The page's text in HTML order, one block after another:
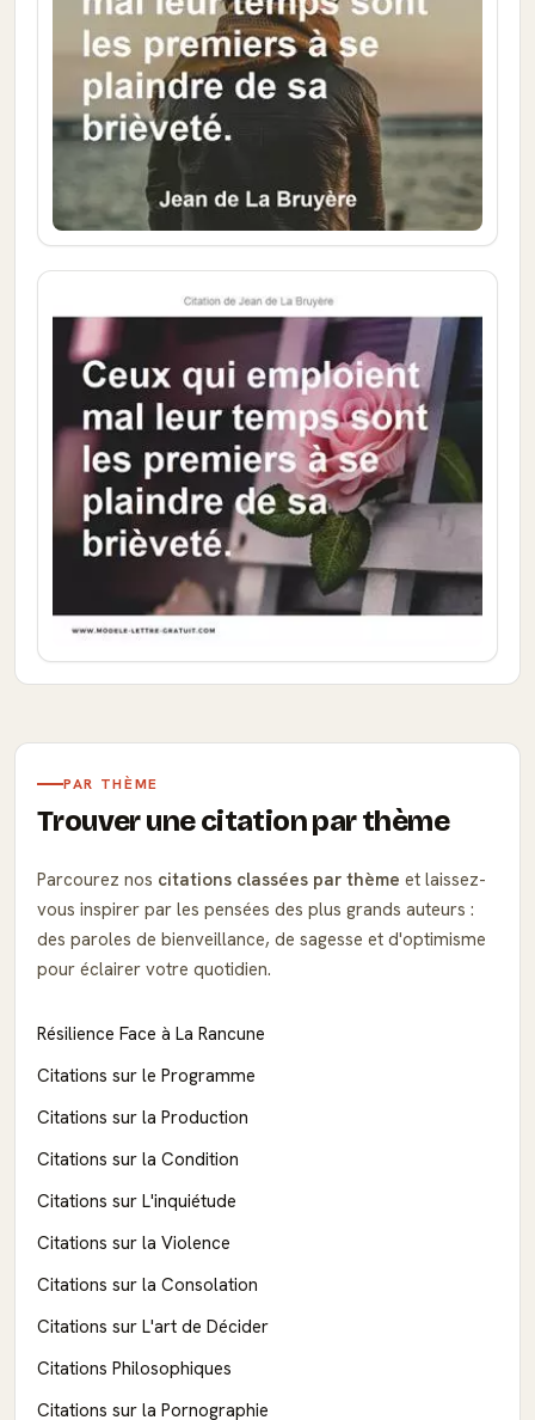
PAR THÈME
Trouver une citation par thème
Parcourez nos citations classées par thème et laissez-
vous inspirer par les pensées des plus grands auteurs :
des paroles de bienveillance, de sagesse et d'optimisme
pour éclairer votre quotidien.
Résilience Face à La Rancune
Citations sur le Programme
Citations sur la Production
Citations sur la Condition
Citations sur L'inquiétude
Citations sur la Violence
Citations sur la Consolation
Citations sur L'art de Décider
Citations Philosophiques
Citations sur la Pornographie